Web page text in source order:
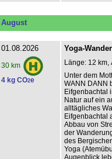
August
01.08.2026
30 km
4 kg CO2e
Yoga-
Länge: 12 km,
Unter dem
WANN DANN
Eifgenbachtal
Natur auf ein
alltägliches
Eifgenbachtal
Abbau von
der
des
Yoga
Augenblick